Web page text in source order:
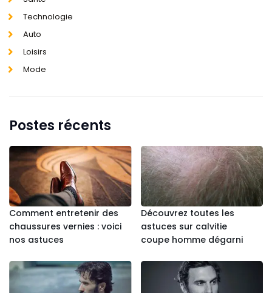
Technologie
Auto
Loisirs
Mode
Postes récents
Comment entretenir des
chaussures vernies : voici
nos astuces
Découvrez toutes les
astuces sur calvitie
coupe homme dégarni